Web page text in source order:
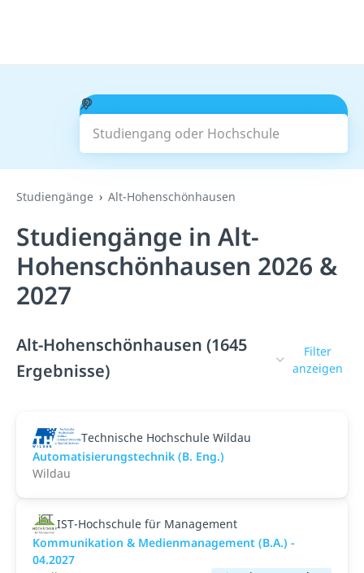
Studiengang oder Hochschule
Suchen
Studiengänge Alt-Hohenschönhausen
Studiengänge in Alt-
Hohenschönhausen 2026 &
2027
Alt-Hohenschönhausen (1645
Ergebnisse)
Filter
anzeigen
Technische Hochschule Wildau
Automatisierungstechnik (B. Eng.)
Wildau
IST-Hochschule für Management
Kommunikation & Medienmanagement (B.A.) -
04.2027